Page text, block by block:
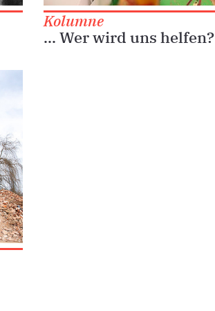
Kolumne
... Wer wird uns helfen?